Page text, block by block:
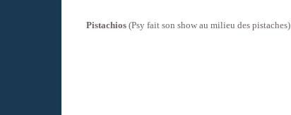
Pistachios (Psy fait son show au milieu des pistaches)